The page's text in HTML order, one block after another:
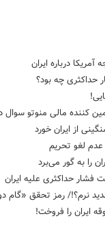
آمریکا درباره ایران
حداکثری چه بود؟
کننده مالی منوتو سوال
از ایران خورد
عدم لغو تحریم
را به گور می‌برد
حداکثری علیه ایران
نرم؟!/ رمز تحقق «گام
ایران را فروخت!